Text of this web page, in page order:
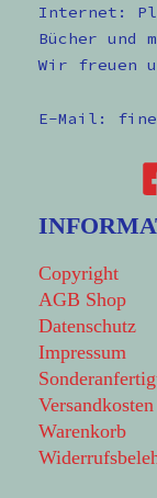
Internet:
Bücher und
Wir freuen
E-Mail: fine
Copyright
AGB Shop
Datenschutz
Impressum
Versandkosten
Warenkorb